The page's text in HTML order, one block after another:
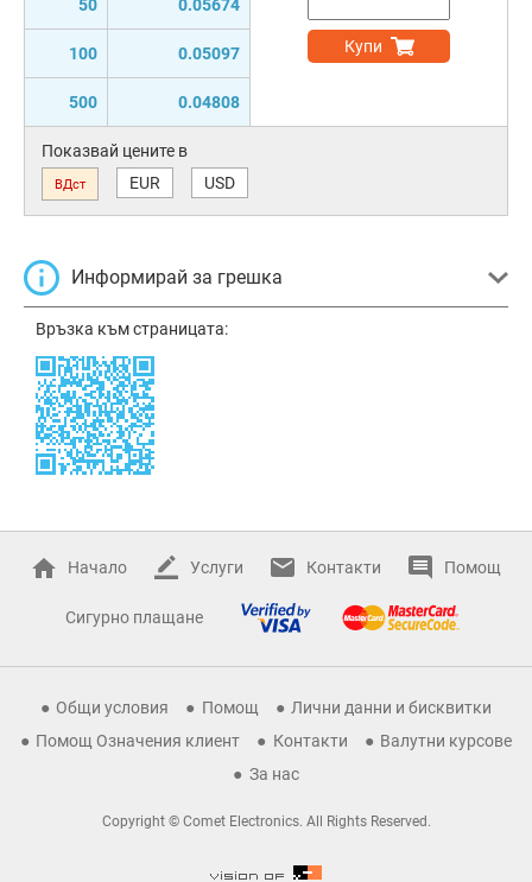
50 0.05674
100 0.05097
500 0.04808
Купи
Показвай цените в
ВДст EUR USD
Информирай за грешка
Връзка към страницата:
Начало Услуги Контакти Помощ
Сигурно плащане
Общи условия Помощ
Лични данни и бисквитки
Помощ Означения клиент
Контакти
Валутни курсове
За нас
Copyright © Comet Electronics. All Rights Reserved.